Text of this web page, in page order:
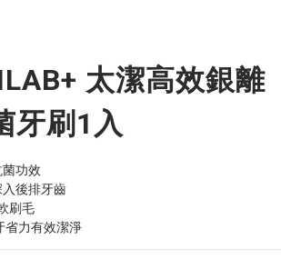
太潔高效銀離
牙刷1入
功效
後排牙齒
刷毛
省力有效潔淨